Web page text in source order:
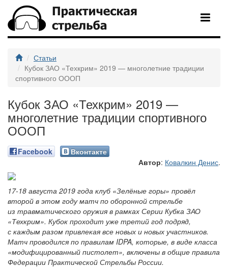
Статьи
Кубок ЗАО «Техкрим» 2019 — многолетние традиции
спортивного ОООП
Кубок ЗАО «Техкрим» 2019 —
многолетние традиции спортивного
ОООП
Facebook
Вконтакте
Автор: Ковалкин Денис.
17-18 августа 2019 года клуб «Зелёные горы» провёл
второй в этом году матч по оборонной стрельбе
из травматического оружия в рамках Серии Кубка ЗАО
«Техкрим». Кубок проходит уже третий год подряд,
с каждым разом привлекая все новых и новых участников.
Матч проводился по правилам IDPA, которые, в виде класса
«модифицированный пистолет», включены в общие правила
Федерации Практической Стрельбы России.